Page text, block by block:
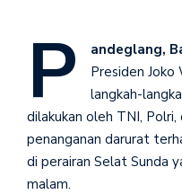
P andeglang,
Presiden
langkah-
dilakukan oleh TNI,
penanganan darurat
di perairan Selat Sunda
malam.